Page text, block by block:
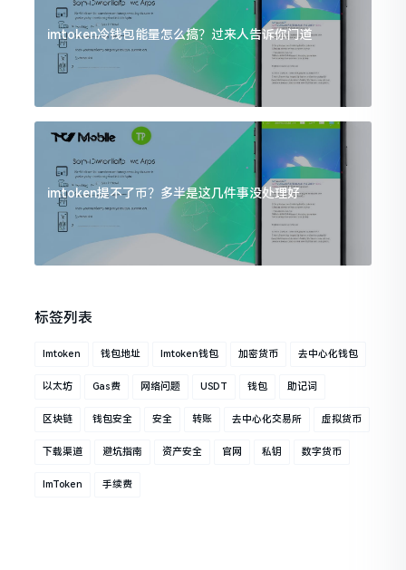
imtoken冷钱包能量怎么搞？过来人告诉你门道
imtoken提不了币？多半是这几件事没处理好
标签列表
Imtoken 钱包地址 Imtoken钱包 加密货币 去中心化钱包
以太坊 Gas费 网络问题 USDT 钱包 助记词
区块链 钱包安全 安全 转账 去中心化交易所 虚拟货币
下载渠道 避坑指南 资产安全 官网 私钥 数字货币
ImToken 手续费